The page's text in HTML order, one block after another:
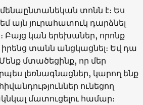
տոնն է։ Ես
այն յուրահատուկ դարձնել
Բայց կան երեխաներ, որոնք
իրենց տանն անցկացնել։ Եվ դա
մտածեցինք, որ մեր
լեռնագնացներ, կարող ենք
ունեցող
մատուցելու համար։